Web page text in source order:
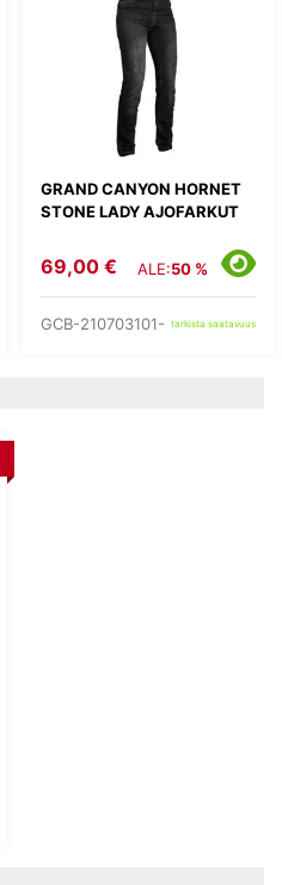
GRAND CANYON HORNET
STONE LADY AJOFARKUT
69,00 € ALE:50 %
GCB-210703101- tarkista saatavuus